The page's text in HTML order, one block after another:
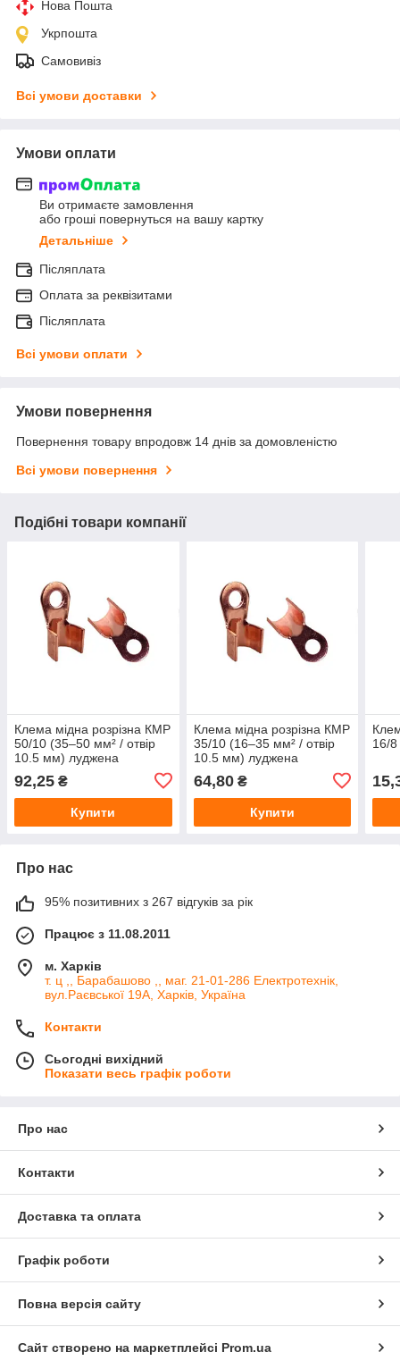
Нова Пошта
Укрпошта
Самовивіз
Всі умови доставки
Умови оплати
Ви отримаєте замовлення
або гроші повернуться на вашу картку
Детальніше
Післяплата
Оплата за реквізитами
Післяплата
Всі умови оплати
Умови повернення
Повернення товару впродовж 14 днів за домовленістю
Всі умови повернення
Подібні товари компанії
Клема мідна розрізна КМР
50/10 (35–50 мм² / отвір
10.5 мм) луджена
92,25 ₴
Купити
Клема мідна розрізна КМР
35/10 (16–35 мм² / отвір
10.5 мм) луджена
64,80₴
Купити
16/
Про нас
95% позитивних з 267 відгуків за рік
Працює з 11.08.2011
м. Харків
т. ц ,, Барабашово ,, маг. 21-01-286 Електротехнік,
вул.Раєвської 19А, Харків, Україна
Контакти
Сьогодні вихідний
Показати весь графік роботи
Про нас
Контакти
Доставка та оплата
Графік роботи
Повна версія сайту
Сайт створено на маркетплейсі Prom.ua